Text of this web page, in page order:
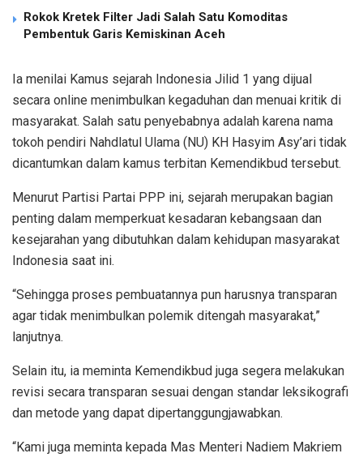
Rokok Kretek Filter Jadi Salah Satu Komoditas
Pembentuk Garis Kemiskinan Aceh
Ia menilai Kamus sejarah Indonesia Jilid 1 yang dijual
secara online menimbulkan kegaduhan dan menuai kritik di
masyarakat. Salah satu penyebabnya adalah karena nama
tokoh pendiri Nahdlatul Ulama (NU) KH Hasyim Asy’ari tidak
dicantumkan dalam kamus terbitan Kemendikbud tersebut.
Menurut Partisi Partai PPP ini, sejarah merupakan bagian
penting dalam memperkuat kesadaran kebangsaan dan
kesejarahan yang dibutuhkan dalam kehidupan masyarakat
Indonesia saat ini.
“Sehingga proses pembuatannya pun harusnya transparan
agar tidak menimbulkan polemik ditengah masyarakat,”
lanjutnya.
Selain itu, ia meminta Kemendikbud juga segera melakukan
revisi secara transparan sesuai dengan standar leksikografi
dan metode yang dapat dipertanggungjawabkan.
“Kami juga meminta kepada Mas Menteri Nadiem Makriem